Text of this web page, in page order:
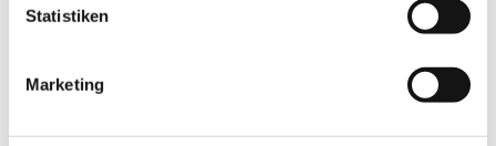
Statistiken
Marketing